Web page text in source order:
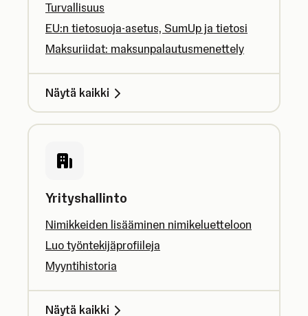
Turvallisuus
EU:n tietosuoja-asetus, SumUp ja tietosi
Maksuriidat: maksunpalautusmenettely
Näytä kaikki
Yrityshallinto
Nimikkeiden lisääminen nimikeluetteloon
Luo työntekijäprofiileja
Myyntihistoria
Näytä kaikki